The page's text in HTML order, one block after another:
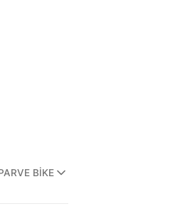
BIKE